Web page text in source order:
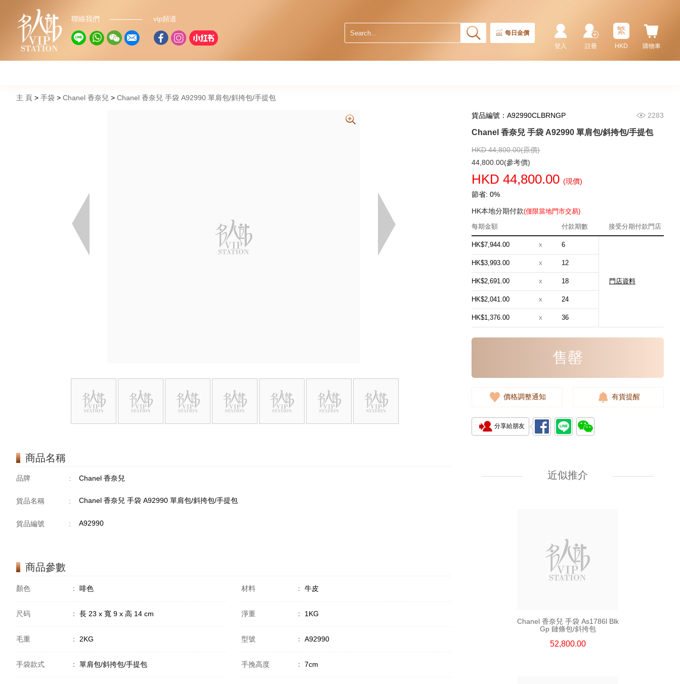
聯絡我們 vip頻道
每日金價
購物車
繁
HKD
註冊
登入
主 頁 手袋 Chanel 香奈兒 Chanel 香奈兒 手袋 A92990 單肩包/斜挎包/手提包
商品名稱
品牌 : Chanel 香奈兒
貨品名稱 : Chanel 香奈兒 手袋 A92990 單肩包/斜挎包/手提包
貨品編號 : A92990
商品參數
顏色 ： 啡色 材料 ： 牛皮
尺码 ： 長 23 x 寬 9 x 高 14 cm 淨重 ： 1KG
毛重 ： 2KG 型號 ： A92990
手袋款式 ： 單肩包/斜挎包/手提包 手挽高度 ： 7cm
貨品編號：A92990CLBRNGP 2283
Chanel 香奈兒 手袋 A92990 單肩包/斜挎包/手提包
HKD 44,800.00(原價)
44,800.00(參考價)
HKD 44,800.00 (現價)
節省: 0%
HK本地分期付款(僅限當地門市交易)
每期金額
付款期數 接受分期付款門店
HK$7,944.00 x 6
門店資料
HK$3,993.00 x 12
HK$2,691.00 x 18
HK$2,041.00 x 24
HK$1,376.00 x 36
售罄
價格調整通知 有貨提醒
分享給朋友
近似推介
Chanel 香奈兒 手袋 As5293
單肩包/手提包
Chanel 香奈兒 手袋 As5631
54,800.00
55,800.00
Chanel 香奈兒 手袋 As1786l Blk
Gp 鏈條包/斜挎包
52,800.00